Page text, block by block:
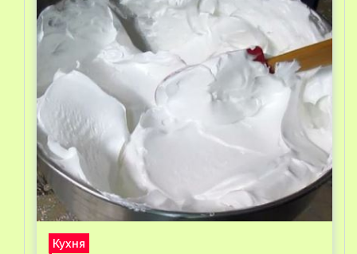
Кухня